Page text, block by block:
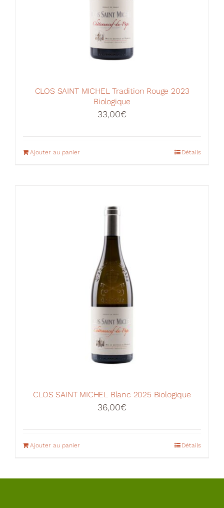
produit
CLOS SAINT MICHEL Tradition Rouge 2023
Biologique
33,00€
Ajouter au panier Détails
CLOS SAINT MICHEL Blanc 2025 Biologique
36,00€
Ajouter au panier Détails